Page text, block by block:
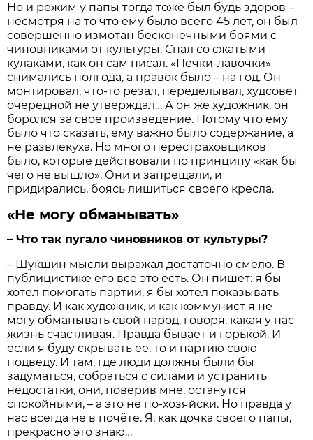
Но и режим у папы тогда тоже был будь здоров –
несмотря на то что ему было всего 45 лет, он был
совершенно измотан бесконечными боями с
чиновниками от культуры. Спал со сжатыми
кулаками, как он сам писал. «Печки-лавочки»
снимались полгода, а правок было – на год. Он
монтировал, что-то резал, переделывал, худсовет
очередной не утверждал… А он же художник, он
боролся за своё произведение. Потому что ему
было что сказать, ему важно было содержание, а
не развлекуха. Но много перестраховщиков
было, которые дейст­вовали по принципу «как бы
чего не вышло». Они и запрещали, и
придирались, боясь лишиться своего кресла.
«Не могу обманывать»
– Что так пугало чиновников от культуры?
– Шукшин мысли выражал достаточно смело. В
публицистике его всё это есть. Он пишет: я бы
хотел помогать партии, я бы хотел показывать
правду. И как художник, и как коммунист я не
могу обманывать свой народ, говоря, какая у нас
жизнь счастливая. Правда бывает и горькой. И
если я буду скрывать её, то и партию свою
подведу. И там, где люди должны были бы
задуматься, собраться с силами и устранить
недостатки, они, поверив мне, останутся
спокойными, – а это не по-хозяйски. Но правда у
нас всегда не в почёте. Я, как дочка своего папы,
прекрасно это знаю…